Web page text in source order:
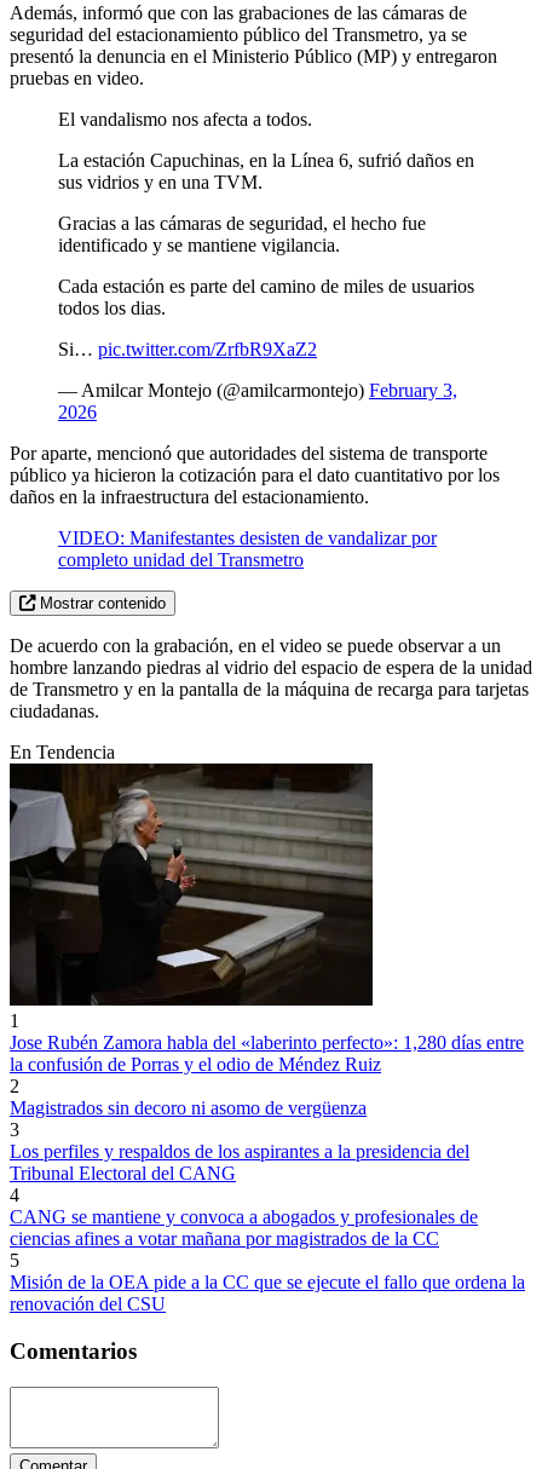
Además, informó que con las grabaciones de las cámaras de
seguridad del estacionamiento público del Transmetro, ya se
presentó la denuncia en el Ministerio Público (MP) y entregaron
pruebas en video.
El vandalismo nos afecta a todos.
La estación Capuchinas, en la Línea 6, sufrió daños en
sus vidrios y en una TVM.
Gracias a las cámaras de seguridad, el hecho fue
identificado y se mantiene vigilancia.
Cada estación es parte del camino de miles de usuarios
todos los dias.
Si… pic.twitter.com/ZrfbR9XaZ2
— Amilcar Montejo (@amilcarmontejo) February 3,
2026
Por aparte, mencionó que autoridades del sistema de transporte
público ya hicieron la cotización para el dato cuantitativo por los
daños en la infraestructura del estacionamiento.
VIDEO: Manifestantes desisten de vandalizar por
completo unidad del Transmetro
Mostrar contenido
De acuerdo con la grabación, en el video se puede observar a un
hombre lanzando piedras al vidrio del espacio de espera de la unidad
de Transmetro y en la pantalla de la máquina de recarga para tarjetas
ciudadanas.
En Tendencia
1
Jose Rubén Zamora habla del «laberinto perfecto»: 1,280 días entre
la confusión de Porras y el odio de Méndez Ruiz
2
Magistrados sin decoro ni asomo de vergüenza
3
Los perfiles y respaldos de los aspirantes a la presidencia del
Tribunal Electoral del CANG
4
CANG se mantiene y convoca a abogados y profesionales de
ciencias afines a votar mañana por magistrados de la CC
5
Misión de la OEA pide a la CC que se ejecute el fallo que ordena la
renovación del CSU
Comentarios